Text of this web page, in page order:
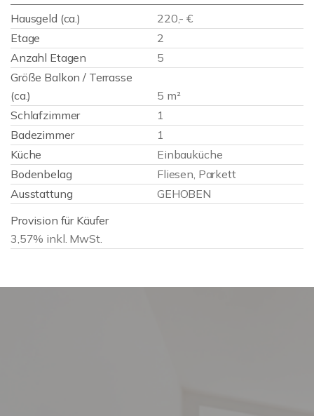
Hausgeld (ca.)
220,- €
Etage
2
Anzahl Etagen
5
Größe Balkon / Terrasse
(ca.)
5 m²
Schlafzimmer
1
Badezimmer
1
Küche
Einbauküche
Bodenbelag
Fliesen, Parkett
Ausstattung
GEHOBEN
Provision für Käufer
3,57% inkl. MwSt.